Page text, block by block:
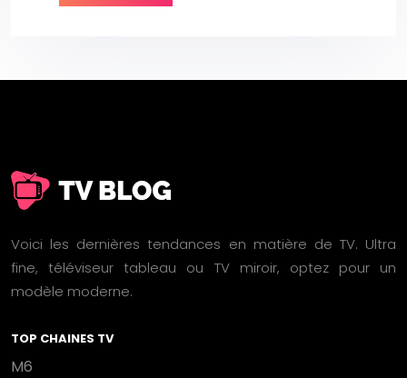
Voici les dernières tendances en matière de TV. Ultra
fine, téléviseur tableau ou TV miroir, optez pour un
modèle moderne.
TOP CHAINES TV
M6